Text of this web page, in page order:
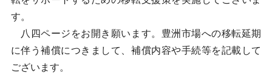
す。
八四ページをお開き願います。豊洲市場への移転延期
に伴う補償につきまして、補償内容や手続等を記載して
ございます。